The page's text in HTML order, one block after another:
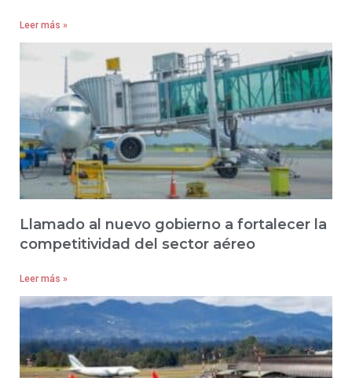
Leer más »
Llamado al nuevo gobierno a fortalecer la
competitividad del sector aéreo
Leer más »